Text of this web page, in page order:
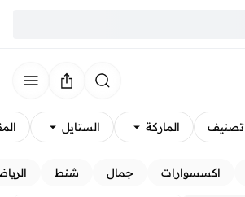
تصنيف الماركة الستايل
اكسسوارات جمال شنط